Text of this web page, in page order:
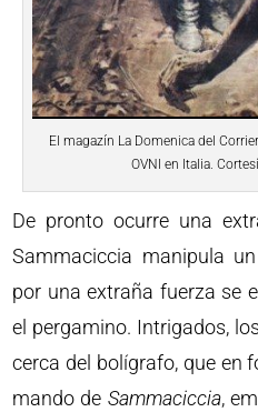
El magazín La Domenica del
OVNI en Italia.
De pronto ocurre una
Sammaciccia manipula
por una extraña fuerza se
el pergamino. Intrigados,
cerca del bolígrafo, que en
mando de Sammaciccia,